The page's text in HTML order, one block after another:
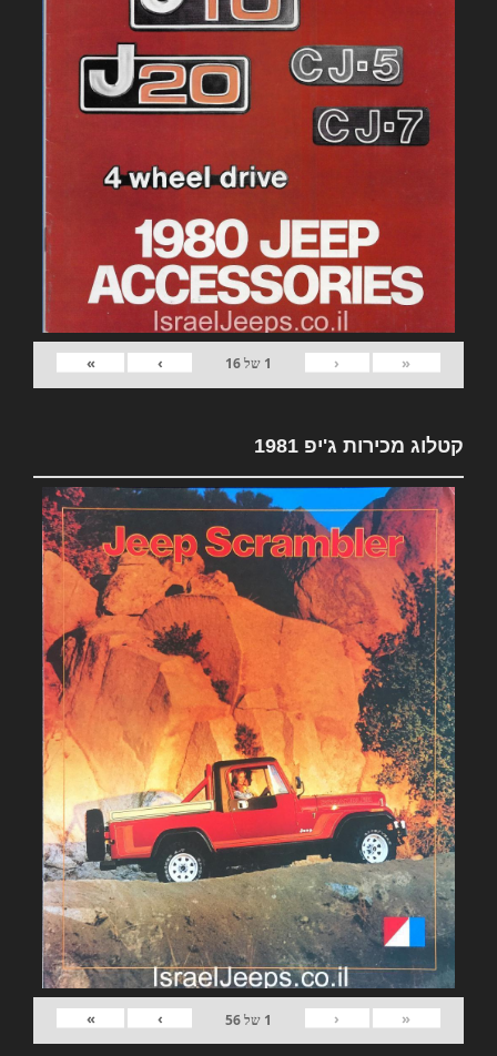
«
‹
1 של16
›
»
קטלוג מכירות ג'יפ 1981
«
‹
1 של56
›
»